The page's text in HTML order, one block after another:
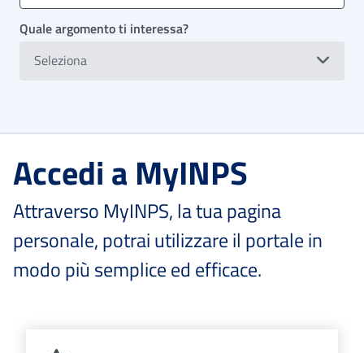
Quale argomento ti interessa?
Seleziona
Accedi a MyINPS
Attraverso MyINPS, la tua pagina
personale, potrai utilizzare il portale in
modo più semplice ed efficace.